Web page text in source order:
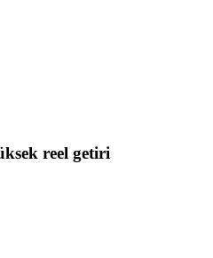
reel getiri